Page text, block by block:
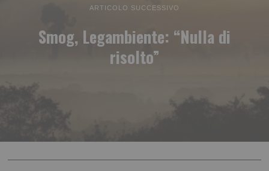
ARTICOLO SUCCESSIVO
Smog, Legambiente: “Nulla di
risolto”